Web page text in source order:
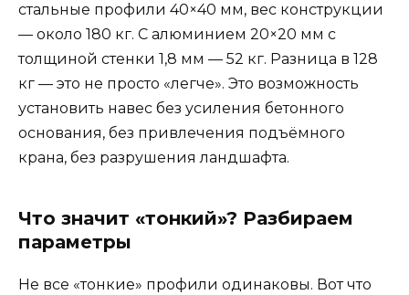
стальные профили 40×40 мм, вес конструкции
— около 180 кг. С алюминием 20×20 мм с
толщиной стенки 1,8 мм — 52 кг. Разница в 128
кг — это не просто «легче». Это возможность
установить навес без усиления бетонного
основания, без привлечения подъёмного
крана, без разрушения ландшафта.
Что значит «тонкий»? Разбираем
параметры
Не все «тонкие» профили одинаковы. Вот что